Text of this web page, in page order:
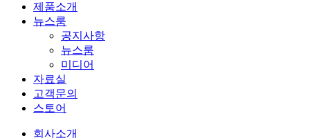
제품소개
뉴스룸
공지사항
뉴스룸
미디어
자료실
고객문의
스토어
회사소개